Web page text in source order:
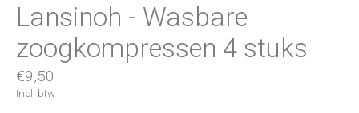
Lansinoh - Wasbare
zoogkompressen 4 stuks
€9,50
Incl. btw